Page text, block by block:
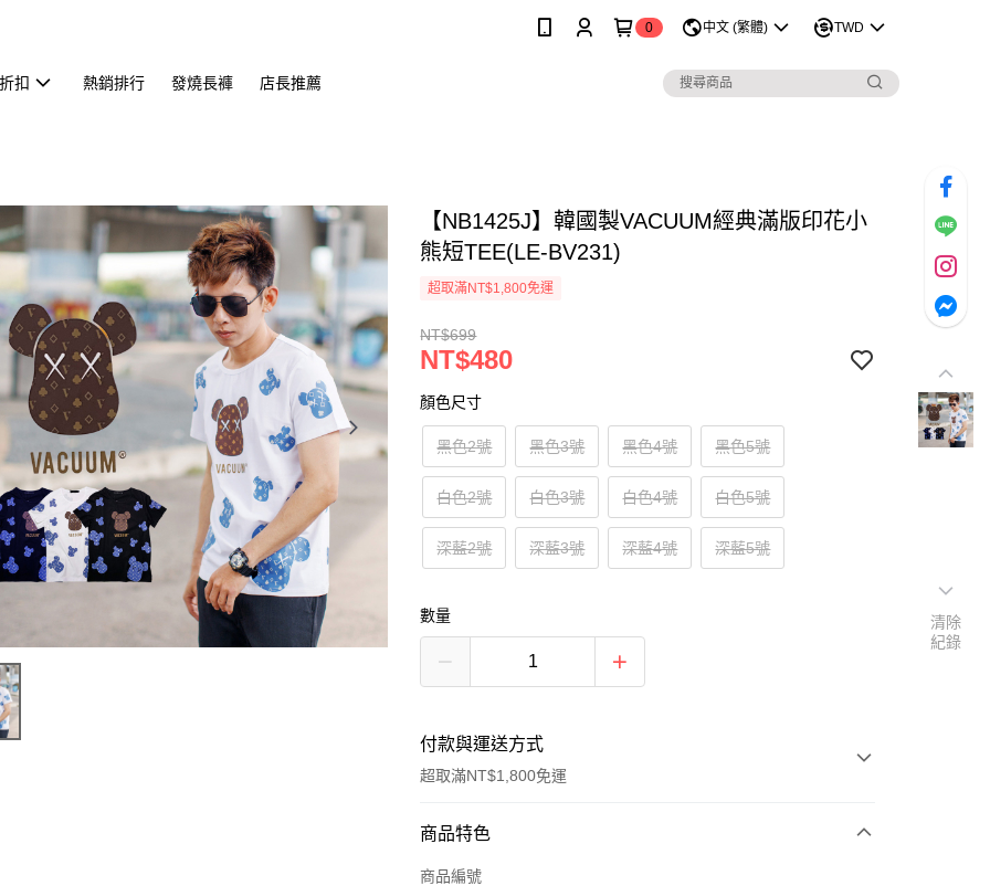
0 中文 (繁體) TWD
扣 熱銷排行 發燒長褲 店長推薦
【NB1425J】韓國製VACUUM經典滿版印花小
熊短TEE(LE-BV231)
超取滿NT$1,800免運
NT$699
NT$480
顏色尺寸
黑色2號 黑色3號 黑色4號 黑色5號
白色2號 白色3號 白色4號 白色5號
深藍2號 深藍3號 深藍4號 深藍5號
數量
付款與運送方式
超取滿NT$1,800免運
付款方式
信用卡一次付款
商品特色
商品編號
清除
紀錄